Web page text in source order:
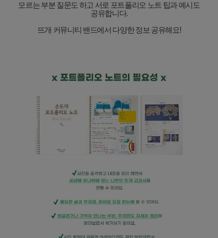
모르는 부분 질문도 하고 서로 포트폴리오 노트 팁과 예시도
공유합니다.
뜨개 커뮤니티 밴드에서 다양한 정보 공유해요!